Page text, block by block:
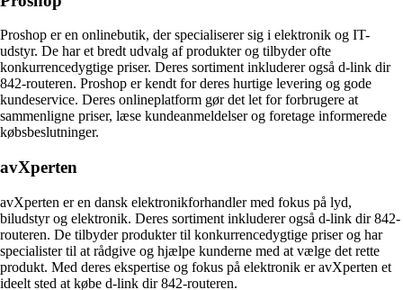
Proshop er en onlinebutik, der specialiserer sig i elektronik og IT-
udstyr. De har et bredt udvalg af produkter og tilbyder ofte
konkurrencedygtige priser. Deres sortiment inkluderer også d-link dir
842-routeren. Proshop er kendt for deres hurtige levering og gode
kundeservice. Deres onlineplatform gør det let for forbrugere at
sammenligne priser, læse kundeanmeldelser og foretage informerede
købsbeslutninger.
avXperten
avXperten er en dansk elektronikforhandler med fokus på lyd,
biludstyr og elektronik. Deres sortiment inkluderer også d-link dir 842-
routeren. De tilbyder produkter til konkurrencedygtige priser og har
specialister til at rådgive og hjælpe kunderne med at vælge det rette
produkt. Med deres ekspertise og fokus på elektronik er avXperten et
ideelt sted at købe d-link dir 842-routeren.